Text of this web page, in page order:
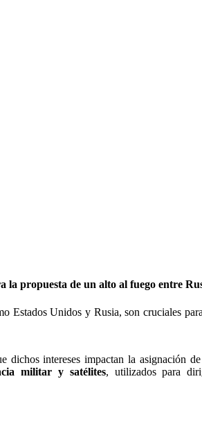
la propuesta de un alto al fuego entre
Estados Unidos y Rusia, son cruciales
dichos intereses impactan la asignación
militar y satélites, utilizados para